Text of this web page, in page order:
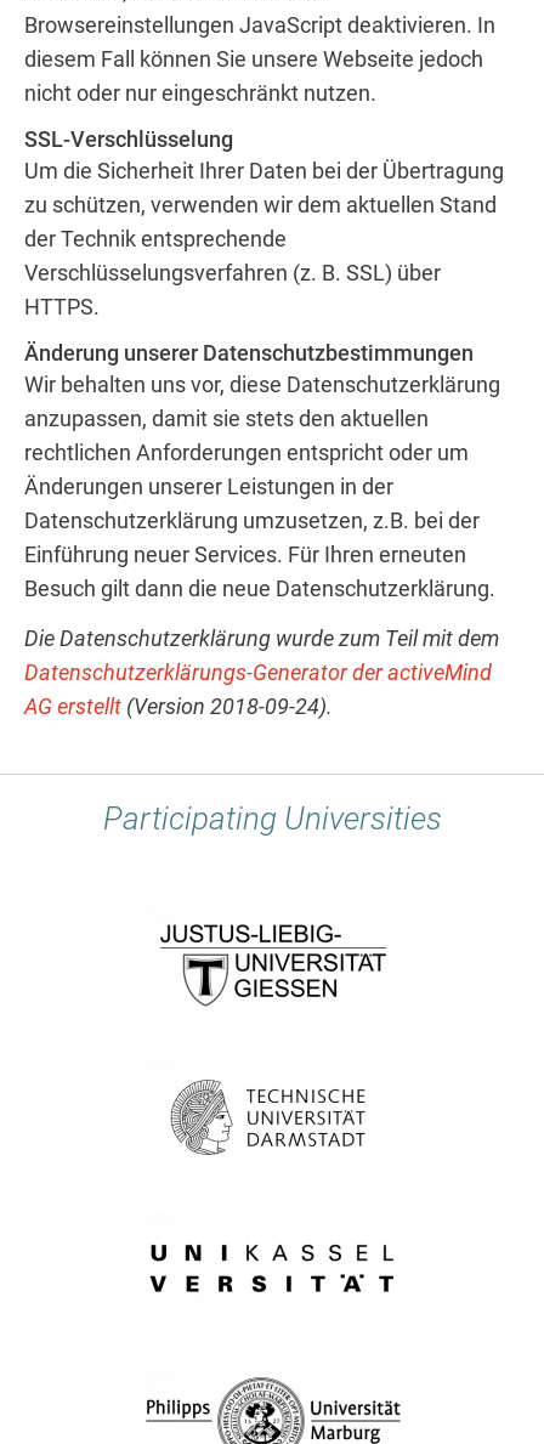
Browsereinstellungen JavaScript deaktivieren. In
diesem Fall können Sie unsere Webseite jedoch
nicht oder nur eingeschränkt nutzen.
SSL-Verschlüsselung
Um die Sicherheit Ihrer Daten bei der Übertragung
zu schützen, verwenden wir dem aktuellen Stand
der Technik entsprechende
Verschlüsselungsverfahren (z. B. SSL) über
HTTPS.
Änderung unserer Datenschutzbestimmungen
Wir behalten uns vor, diese Datenschutzerklärung
anzupassen, damit sie stets den aktuellen
rechtlichen Anforderungen entspricht oder um
Änderungen unserer Leistungen in der
Datenschutzerklärung umzusetzen, z.B. bei der
Einführung neuer Services. Für Ihren erneuten
Besuch gilt dann die neue Datenschutzerklärung.
Die Datenschutzerklärung wurde zum Teil mit dem
Datenschutzerklärungs-Generator der activeMind
AG erstellt (Version 2018-09-24).
Participating Universities